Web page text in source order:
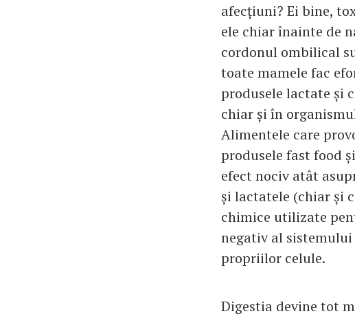
afecțiuni? Ei bine,
ele chiar înainte de
cordonul ombilical
toate mamele fac
produsele lactate și
chiar și în
Alimentele care
produsele fast food
efect nociv atât
și lactatele (chiar și
chimice utilizate
negativ al
propriilor celule.
Digestia devine tot